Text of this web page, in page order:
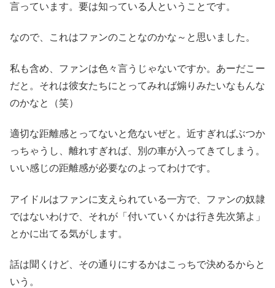
言っています。要は知っている人ということです。
なので、これはファンのことなのかな～と思いました。
私も含め、ファンは色々言うじゃないですか。あーだこー
だと。それは彼女たちにとってみれば煽りみたいなもんな
のかなと（笑）
適切な距離感とってないと危ないぜと。近すぎればぶつか
っちゃうし、離れすぎれば、別の車が入ってきてしまう。
いい感じの距離感が必要なのよってわけです。
アイドルはファンに支えられている一方で、ファンの奴隷
ではないわけで、それが「付いていくかは行き先次第よ」
とかに出てる気がします。
話は聞くけど、その通りにするかはこっちで決めるからと
いう。